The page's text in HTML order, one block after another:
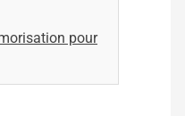
pour